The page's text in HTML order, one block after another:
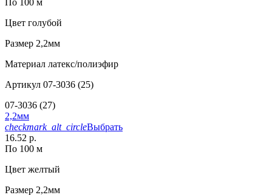
По 100 м
Цвет голубой
Размер 2,2мм
Материал латекс/полиэфир
Артикул 07-3036 (25)
07-3036 (27)
2,2мм
checkmark_alt_circleВыбрать
16.52 р.
По 100 м
Цвет желтый
Размер 2,2мм